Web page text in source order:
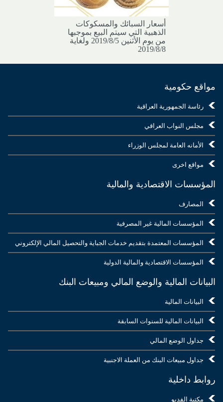
أسعار السبائك والمسكوكات
الذهبية التي سيتم البيع بموجبها
من يوم الأثنين 2019/8/5 ولغاية
2019/8/8
مواقع حكومية
رئاسة الجمهورية العراقية
مجلس النواب العراقي
الأمانه العامة لمجلس الوزراء
مواقع اخرى
المؤسسات الاقتصادية والمالية
المصارف
المؤسسات المالية غير المصرفية
المؤسسات المعتمدة بتقديم خدمات الجباية والتحصيل المالي الإلكتروني
المؤسسات الاقتصادية والمالية الدولية
البيانات المالية والوضع المالي ومبيعات البنك
البيانات المالية
البيانات المالية للسنوات السابقة
جداول الوضع المالي
جداول مبيعات البنك من العملة الاجنبية
روابط داخلية
مكتبة الفديو